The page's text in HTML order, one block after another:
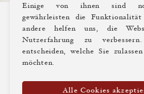
Einige von ihnen sind
gewährleisten die
andere helfen uns, die
Nutzerfahrung zu
entscheiden, welche Sie
möchten.
Alle Cookies
© Weinhaus Tante Anna